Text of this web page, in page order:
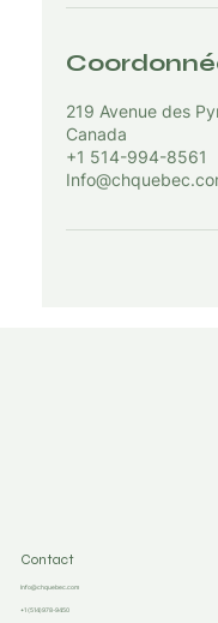
219 Avenue des
Canada
+1 514-994-8561
Contact
Info@chquebec.com
+1 (514)978-9450